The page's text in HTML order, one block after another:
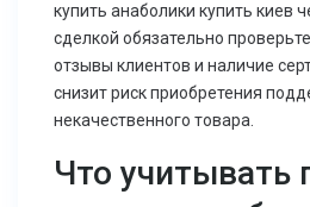
купить анаболики купить киев
сделкой обязательно
отзывы клиентов и наличие
снизит риск приобретения
некачественного товара.
Что учитывать